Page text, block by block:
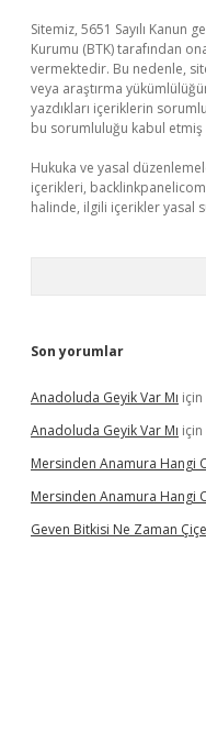
Sitemiz, 5651 Sayılı Kanun
Kurumu (BTK) tarafından
vermektedir. Bu nedenle,
veya araştırma
yazdıkları içeriklerin
bu sorumluluğu kabul etmiş
Hukuka ve yasal
içerikleri,
halinde, ilgili içerikler yasal
Son yorumlar
Anadoluda Geyik Var Mı için
Anadoluda Geyik Var Mı için
Mersinden Anamura Hangi
Mersinden Anamura Hangi
Geven Bitkisi Ne Zaman